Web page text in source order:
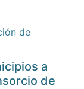
de
a
de